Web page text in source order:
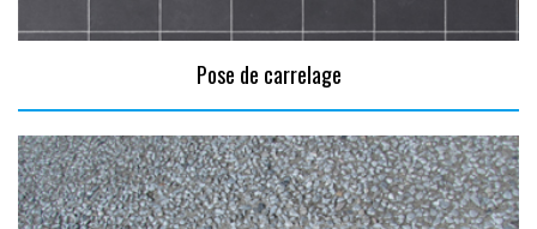
Pose de carrelage